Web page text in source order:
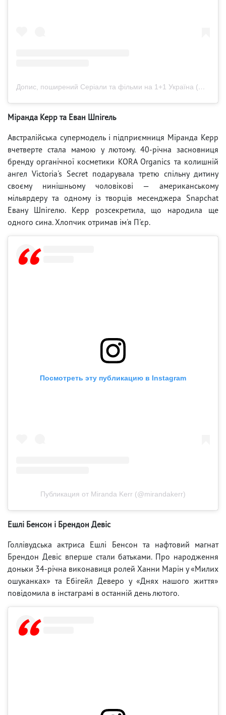
Допис, поширений Серіали та фільми на 1+1 Україна (@serialy1plus1)
Міранда Керр та Еван Шпігель
Австралійська супермодель і підприємниця Міранда Керр
вчетверте стала мамою у лютому. 40-річна засновниця
бренду органічної косметики KORA Organics та колишній
ангел Victoria's Secret подарувала третю спільну дитину
своєму нинішньому чоловікові — американському
мільярдеру та одному із творців месенджера Snapchat
Евану Шпігелю. Керр розсекретила, що народила ще
одного сина. Хлопчик отримав ім'я П'єр.
Посмотреть эту публикацию в Instagram
Публикация от Miranda Kerr (@mirandakerr)
Ешлі Бенсон і Брендон Девіс
Голлівудська актриса Ешлі Бенсон та нафтовий магнат
Брендон Девіс вперше стали батьками. Про народження
доньки 34-річна виконавиця ролей Ханни Марін у «Милих
ошуканках» та Ебігейл Деверо у «Днях нашого життя»
повідомила в інстаграмі в останній день лютого.